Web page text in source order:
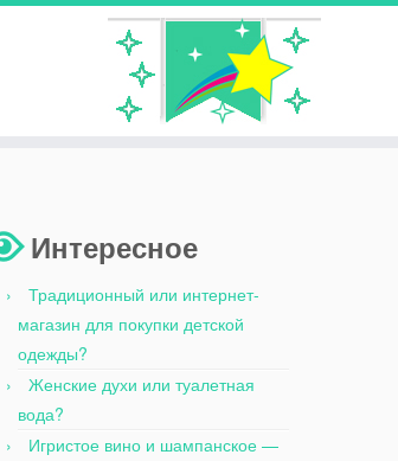
Интересное
Традиционный или интернет-
магазин для покупки детской
одежды?
Женские духи или туалетная
вода?
Игристое вино и шампанское —